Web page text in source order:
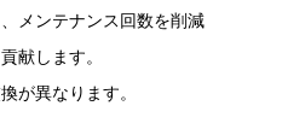
メンテナンス回数を削減
献します。
が異なります。